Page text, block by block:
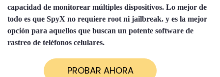
capacidad de monitorear múltiples dispositivos. Lo mejor de
todo es que SpyX no requiere root ni jailbreak. y es la mejor
opción para aquellos que buscan un potente software de
rastreo de teléfonos celulares.
PROBAR AHORA